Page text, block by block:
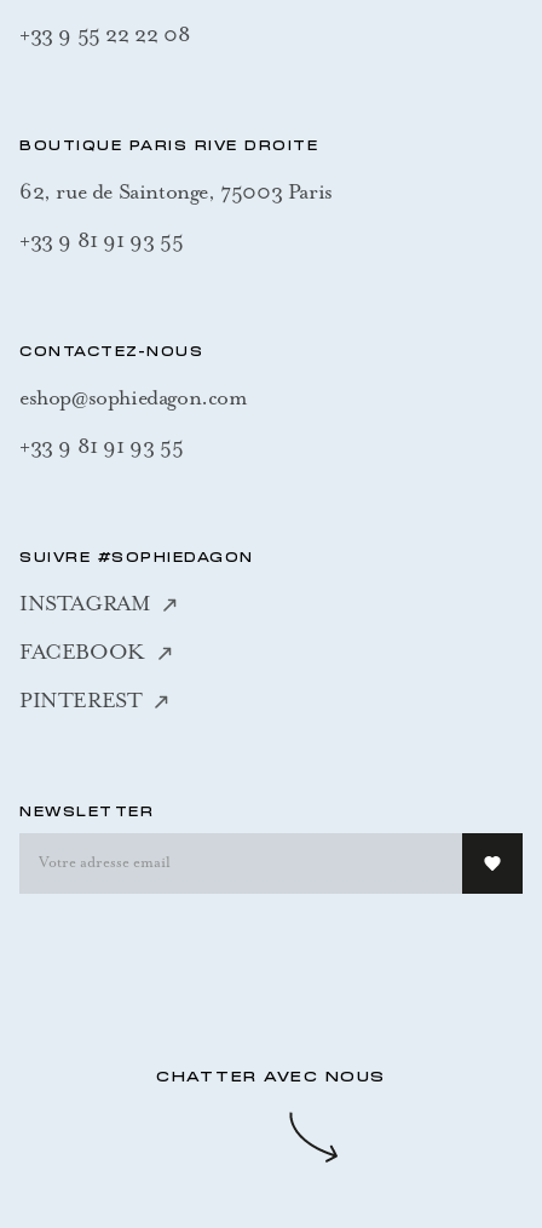
+33 9 55 22 22 08
BOUTIQUE PARIS RIVE DROITE
62, rue de Saintonge, 75003 Paris
+33 9 81 91 93 55
CONTACTEZ-NOUS
eshop@sophiedagon.com
+33 9 81 91 93 55
SUIVRE #SOPHIEDAGON
INSTAGRAM
FACEBOOK
PINTEREST
NEWSLETTER
CHATTER AVEC NOUS